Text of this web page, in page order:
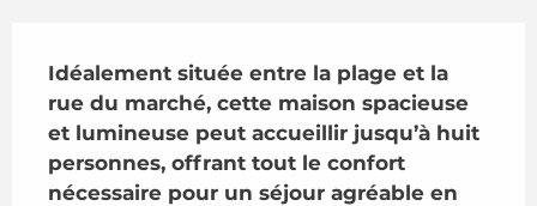
Idéalement située entre la plage et la
rue du marché, cette maison spacieuse
et lumineuse peut accueillir jusqu’à huit
personnes, offrant tout le confort
nécessaire pour un séjour agréable en